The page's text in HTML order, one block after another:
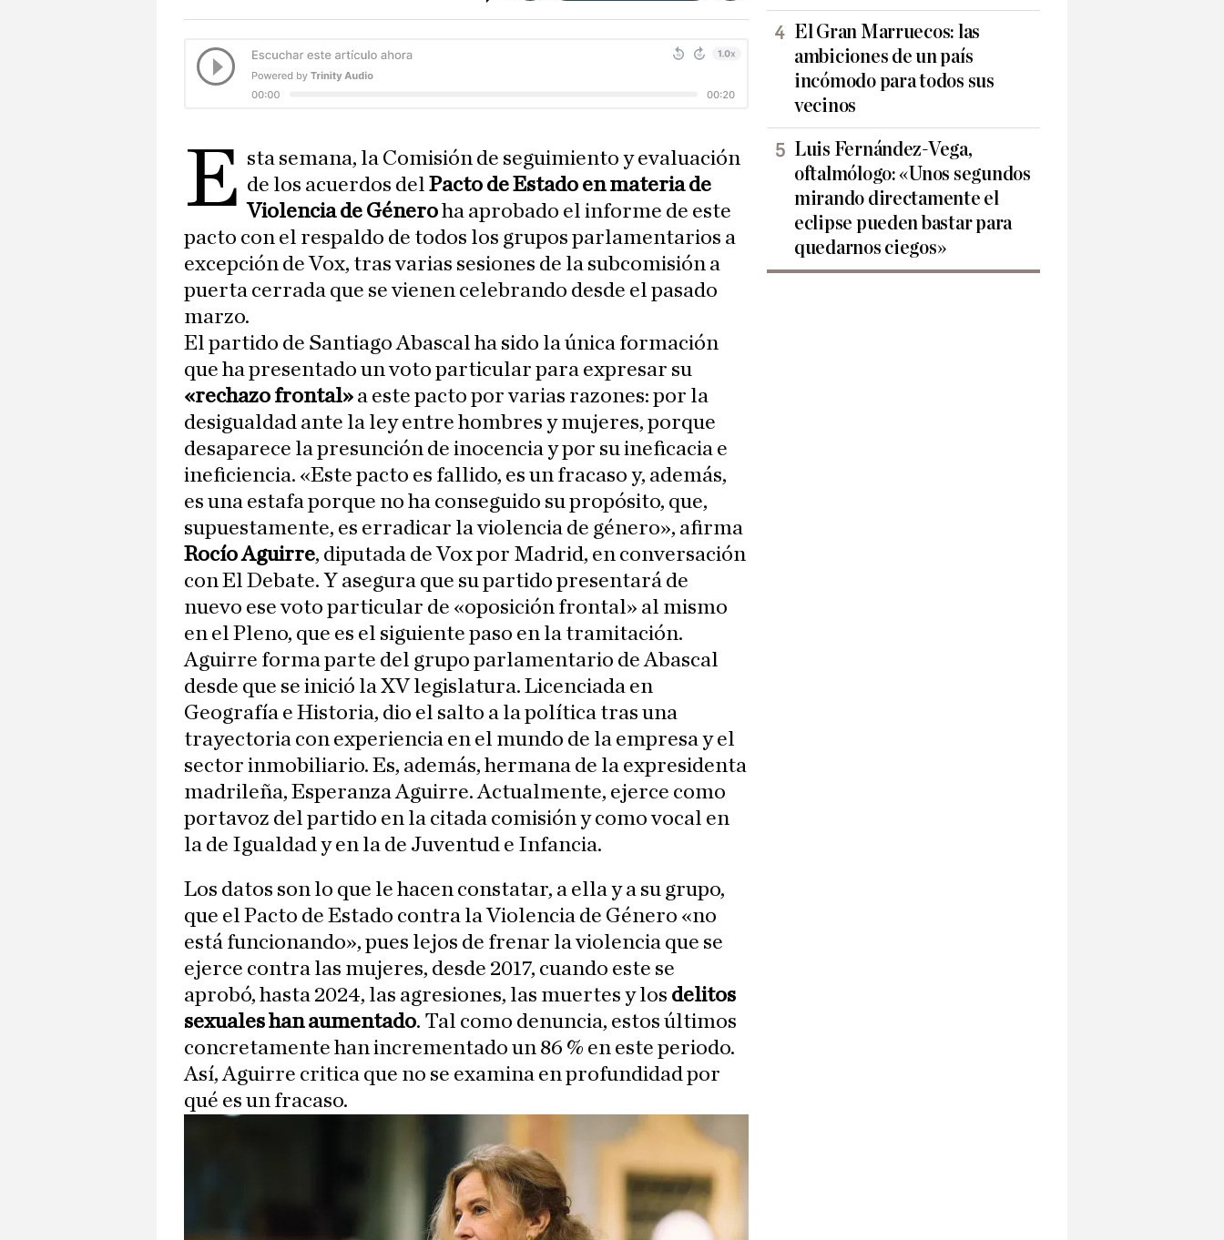
E sta semana, la Comisión de seguimiento y evaluación
de los acuerdos delPacto de Estado en materia de
Violencia de Géneroha aprobado el informe de este
pacto con el respaldo de todos los grupos parlamentarios a
excepción de Vox, tras varias sesiones de la subcomisión a
puerta cerrada que se vienen celebrando desde el pasado
marzo.
El partido de Santiago Abascal ha sido la única formación
que ha presentado un voto particular para expresar su
«rechazo frontal» a este pacto por varias razones: por la
desigualdad ante la ley entre hombres y mujeres, porque
desaparece la presunción de inocencia y por su ineficacia e
ineficiencia. «Este pacto es fallido, es un fracaso y, además,
es una estafa porque no ha conseguido su propósito, que,
supuestamente, es erradicar la violencia de género», afirma
Rocío Aguirre, diputada de Vox por Madrid, en conversación
con El Debate. Y asegura que su partido presentará de
nuevo ese voto particular de «oposición frontal» al mismo
en el Pleno, que es el siguiente paso en la tramitación.
Aguirre forma parte del grupo parlamentario de Abascal
desde que se inició la XV legislatura. Licenciada en
Geografía e Historia, dio el salto a la política tras una
trayectoria con experiencia en el mundo de la empresa y el
sector inmobiliario. Es, además, hermana de la expresidenta
madrileña, Esperanza Aguirre. Actualmente, ejerce como
portavoz del partido en la citada comisión y como vocal en
la de Igualdad y en la de Juventud e Infancia.
Los datos son lo que le hacen constatar, a ella y a su grupo,
que el Pacto de Estado contra la Violencia de Género «no
está funcionando», pues lejos de frenar la violencia que se
ejerce contra las mujeres, desde 2017, cuando este se
aprobó, hasta 2024, las agresiones, las muertes y los delitos
sexuales han aumentado. Tal como denuncia, estos últimos
concretamente han incrementado un 86 % en este periodo.
Así, Aguirre critica que no se examina en profundidad por
qué es un fracaso.
El Gran Marruecos: las
ambiciones de un país
incómodo para todos sus
vecinos
Luis Fernández-Vega,
oftalmólogo: «Unos segundos
mirando directamente el
eclipse pueden bastar para
quedarnos ciegos»